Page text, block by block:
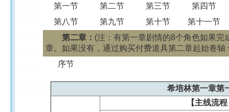
第一节
第二节 第三节
第四节
第八节
第九节 第十节
第十一节
第二章： (注：有第一章剧情的8个角色如果
章。如果没有，通过购买付费道具第二章起始卷轴
序节
希培林第一章第
【主线流